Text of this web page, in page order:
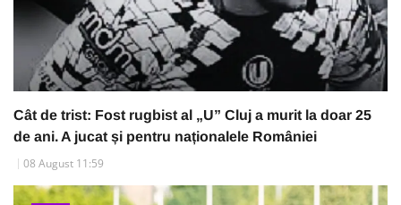
Cât de trist: Fost rugbist al „U” Cluj a murit la doar 25
de ani. A jucat și pentru naționalele României
08 August 11:59